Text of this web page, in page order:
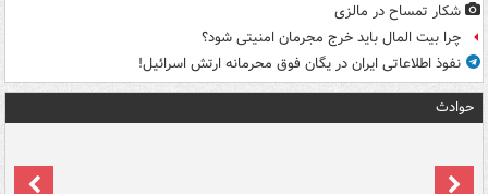
شکار تمساح در مالزی
چرا بیت المال باید خرج مجرمان امنیتی شود؟
نفوذ اطلاعاتی ایران در یگان فوق محرمانه ارتش اسرائیل!
حوادث